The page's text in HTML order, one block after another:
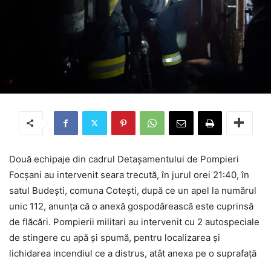
Două echipaje din cadrul Detașamentului de Pompieri
Focșani au intervenit seara trecută, în jurul orei 21:40, în
satul Budești, comuna Cotești, după ce un apel la numărul
unic 112, anunța că o anexă gospodărească este cuprinsă
de flăcări. Pompierii militari au intervenit cu 2 autospeciale
de stingere cu apă și spumă, pentru localizarea și
lichidarea incendiul ce a distrus, atât anexa pe o suprafață